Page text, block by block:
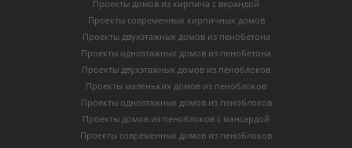
Проекты домов из кирпича с верандой
Проекты современных кирпичных домов
Проекты двухэтажных домов из пенобетона
Проекты одноэтажных домов из пенобетона
Проекты двухэтажных домов из пеноблоков
Проекты маленьких домов из пеноблоков
Проекты одноэтажных домов из пеноблоков
Проекты домов из пеноблоков с мансардой
Проекты современных домов из пеноблоков